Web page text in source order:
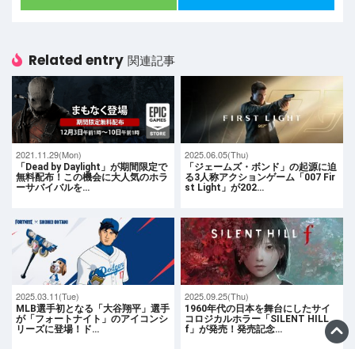
Related entry 関連記事
2021.11.29(Mon)
「Dead by Daylight」が期間限定で
無料配布！この機会に大人気のホラ
ーサバイバルを…
2025.06.05(Thu)
「ジェームズ・ボンド」の起源に迫
る3人称アクションゲーム「007 Fir
st Light」が202…
2025.03.11(Tue)
MLB選手初となる「大谷翔平」選手
が「フォートナイト」のアイコンシ
リーズに登場！ド…
2025.09.25(Thu)
1960年代の日本を舞台にしたサイ
コロジカルホラー「SILENT HILL
f」が発売！発売記念…